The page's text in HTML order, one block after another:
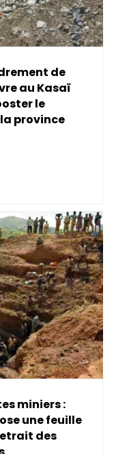
de
au Kasaï
le
province
miniers :
une feuille
des